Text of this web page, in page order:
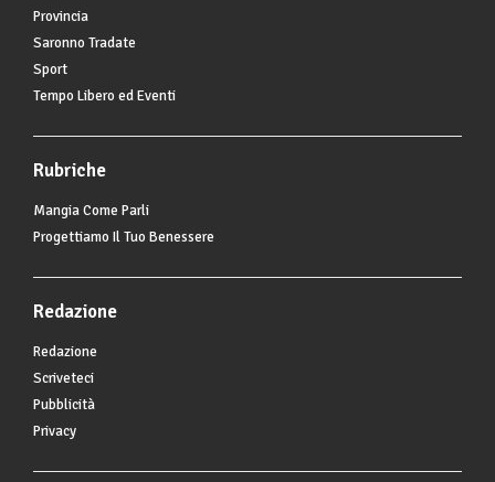
Provincia
Saronno Tradate
Sport
Tempo Libero ed Eventi
Rubriche
Mangia Come Parli
Progettiamo Il Tuo Benessere
Redazione
Redazione
Scriveteci
Pubblicità
Privacy